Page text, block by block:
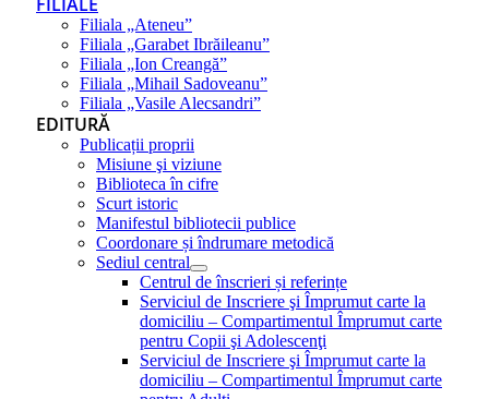
Filiala „Ateneu”
Filiala „Garabet Ibrăileanu”
Filiala „Ion Creangă”
Filiala „Mihail Sadoveanu”
Filiala „Vasile Alecsandri”
EDITURĂ
Publicații proprii
Misiune şi viziune
Biblioteca în cifre
Scurt istoric
Manifestul bibliotecii publice
Coordonare și îndrumare metodică
Sediul central
Centrul de înscrieri și referințe
Serviciul de Inscriere şi Împrumut carte la
domiciliu – Compartimentul Împrumut carte
pentru Copii şi Adolescenţi
Serviciul de Inscriere şi Împrumut carte la
domiciliu – Compartimentul Împrumut carte